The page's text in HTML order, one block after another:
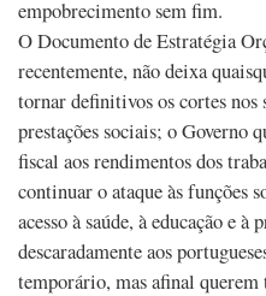
empobrecimento sem fim.
O Documento de Estratégia
recentemente, não deixa
tornar definitivos os cortes nos
prestações sociais; o Governo
fiscal aos rendimentos dos
continuar o ataque às funções
acesso à saúde, à educação e
descaradamente aos
temporário, mas afinal